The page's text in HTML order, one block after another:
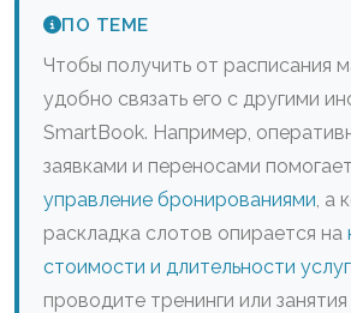
ПО ТЕМЕ
Чтобы получить от расписания
удобно связать его с другими
SmartBook. Например,
заявками и переносами
управление бронированиями, а
раскладка слотов опирается на
стоимости и длительности услуг
проводите тренинги или занятия